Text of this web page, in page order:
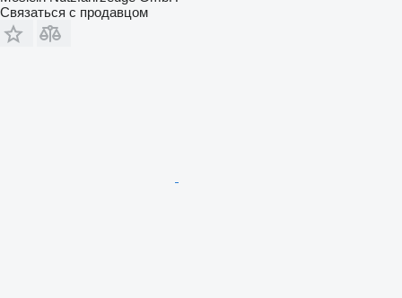
Связаться с продавцом